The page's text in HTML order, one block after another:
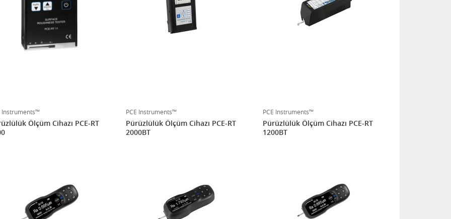
Instruments™
Ölçüm Cihazı PCE-RT
PCE Instruments™
Pürüzlülük Ölçüm Cihazı PCE-RT
2000BT
PCE Instruments™
Pürüzlülük Ölçüm Cihazı PCE-RT
1200BT